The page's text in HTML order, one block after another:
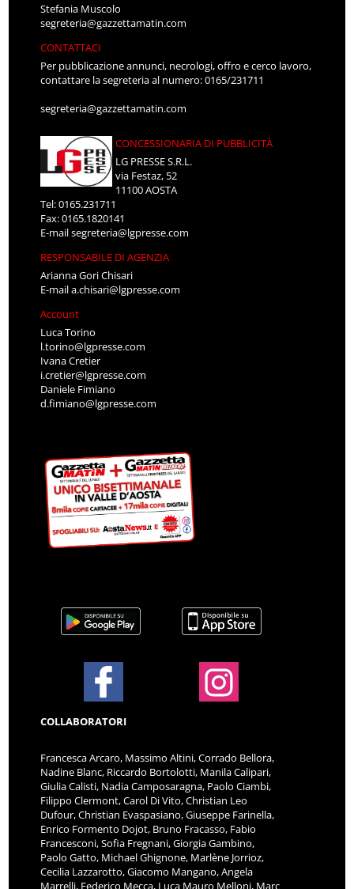
Stefania Muscolo
segreteria@gazzettamatin.com
CONTATTACI
Per pubblicazione annunci, necrologi, offro e cerco lavoro,
contattare la segreteria al numero: 0165/231711
segreteria@gazzettamatin.com
CONCESSIONARIA DI PUBBLICITÀ
LG PRESSE S.R.L.
via Festaz, 52
11100 AOSTA
Tel: 0165.231711
Fax: 0165.1820141
E-mailsegreteria@lgpresse.com
RESPONSABILE DI AGENZIA
Arianna Gori Chisari
E-maila.chisari@lgpresse.com
Account
Luca Torino
l.torino@lgpresse.com
Ivana Cretier
i.cretier@lgpresse.com
Daniele Fimiano
d.fimiano@lgpresse.com
COLLABORATORI
Francesca Arcaro, Massimo Altini, Corrado Bellora,
Nadine Blanc, Riccardo Bortolotti, Manila Calipari,
Giulia Calisti, Nadia Camposaragna, Paolo Ciambi,
Filippo Clermont, Carol Di Vito, Christian Leo
Dufour, Christian Evaspasiano, Giuseppe Farinella,
Enrico Formento Dojot, Bruno Fracasso, Fabio
Francesconi, Sofia Fregnani, Giorgia Gambino,
Paolo Gatto, Michael Ghignone, Marlène Jorrioz,
Cecilia Lazzarotto, Giacomo Mangano, Angela
Marrelli, Federico Mecca, Luca Mauro Melloni, Marc